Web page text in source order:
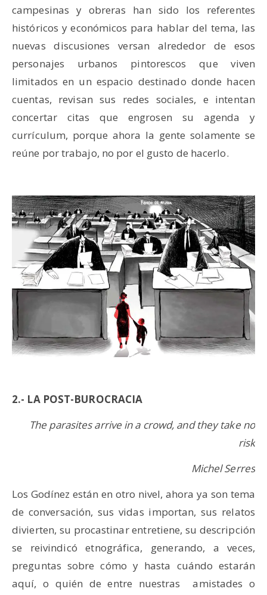
campesinas y obreras han sido los referentes
históricos y económicos para hablar del tema, las
nuevas discusiones versan alrededor de esos
personajes urbanos pintorescos que viven
limitados en un espacio destinado donde hacen
cuentas, revisan sus redes sociales, e intentan
concertar citas que engrosen su agenda y
currículum, porque ahora la gente solamente se
reúne por trabajo, no por el gusto de hacerlo.
2.- LA POST-BUROCRACIA
The parasites arrive in a crowd, and they take no
risk
Michel Serres
Los Godínez están en otro nivel, ahora ya son tema
de conversación, sus vidas importan, sus relatos
divierten, su procastinar entretiene, su descripción
se reivindicó etnográfica, generando, a veces,
preguntas sobre cómo y hasta cuándo estarán
aquí, o quién de entre nuestras amistades o